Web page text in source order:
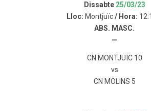
Dissabte 25/03/23
Lloc: Montjuïc/ Hora:
ABS. MASC.
—
CN MONTJUÏC 10
vs
CN MOLINS 5